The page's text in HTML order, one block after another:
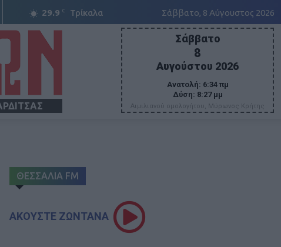
29.9 C Τρίκαλα Σάββατο, 8 Αύγουστος 2026
Σάββατο
8
Αυγούστου 2026
Ανατολή: 6:34 πμ
Δύση: 8:27 μμ
Αιμιλιανού ομολογήτου, Μύρωνος Κρήτης
ΘΕΣΣΑΛΙΑ FM
ΑΚΟΥΣΤΕ ΖΩΝΤΑΝΑ